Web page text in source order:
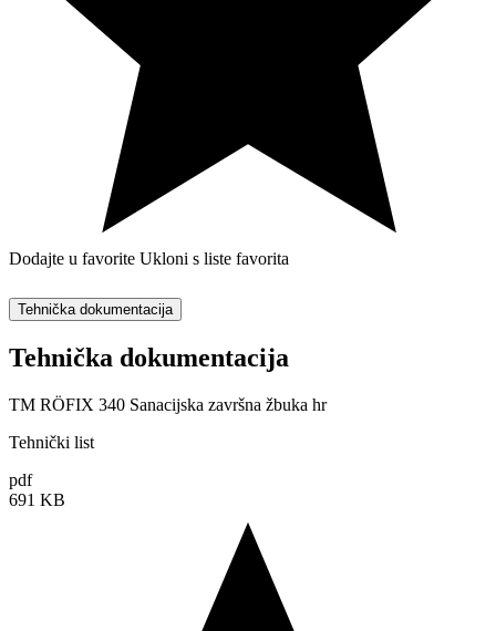
Dodajte u favorite Ukloni s liste favorita
Tehnička dokumentacija
Tehnička dokumentacija
TM RÖFIX 340 Sanacijska završna žbuka hr
Tehnički list
pdf
691 KB